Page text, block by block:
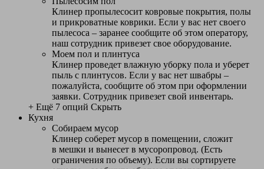
Клинер пропылесосит ковровые покрытия, полы
и прикроватные коврики. Если у вас нет своего
пылесоса – заранее сообщите об этом оператору,
наш сотрудник привезет свое оборудование.
Моем пол и плинтуса
Клинер проведет влажную уборку пола и уберет
пыль с плинтусов. Если у вас нет швабры –
пожалуйста, сообщите об этом при оформлении
заявки. Сотрудник привезет свой инвентарь.
+ Ещё 7 опций Скрыть
Кухня
Собираем мусор
Клинер соберет мусор в помещении, сложит
в мешки и вынесет в мусоропровод. (Есть
ограничения по объему). Если вы сортируете